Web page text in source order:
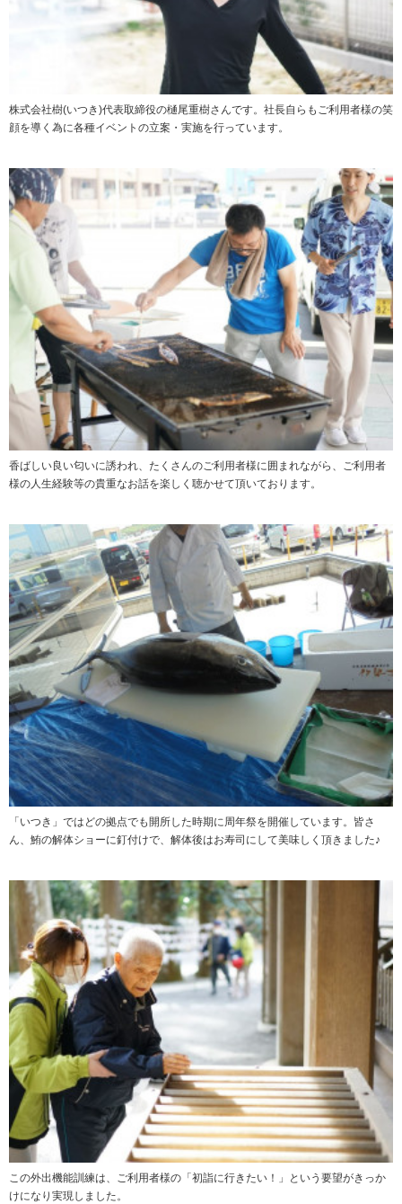
株式会社樹(いつき)代表取締役の樋尾重樹さんです。社長自らもご利用者様の笑
顔を導く為に各種イベントの立案・実施を行っています。
香ばしい良い匂いに誘われ、たくさんのご利用者様に囲まれながら、ご利用者
様の人生経験等の貴重なお話を楽しく聴かせて頂いております。
「いつき」ではどの拠点でも開所した時期に周年祭を開催しています。皆さ
ん、鮪の解体ショーに釘付けで、解体後はお寿司にして美味しく頂きました♪
この外出機能訓練は、ご利用者様の「初詣に行きたい！」という要望がきっか
けになり実現しました。